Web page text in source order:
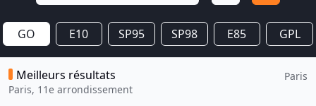
GO E10 SP95 SP98 E85 GPL
Meilleurs résultats
Paris, 11e arrondissement
Paris